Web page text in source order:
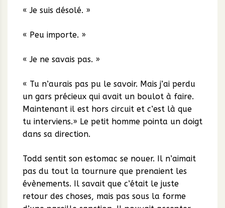
« Je suis désolé. »
« Peu importe. »
« Je ne savais pas. »
« Tu n’aurais pas pu le savoir. Mais j’ai perdu
un gars précieux qui avait un boulot à faire.
Maintenant il est hors circuit et c’est là que
tu interviens.» Le petit homme pointa un doigt
dans sa direction.
Todd sentit son estomac se nouer. Il n’aimait
pas du tout la tournure que prenaient les
évènements. Il savait que c’était le juste
retour des choses, mais pas sous la forme